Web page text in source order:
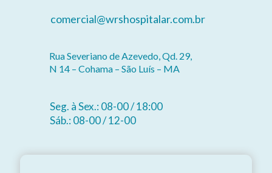
comercial@wrshospitalar.com.br
Rua Severiano de Azevedo, Qd. 29,
N 14 – Cohama – São Luís – MA
Seg. à Sex.: 08-00 / 18:00
Sáb.: 08-00 / 12-00